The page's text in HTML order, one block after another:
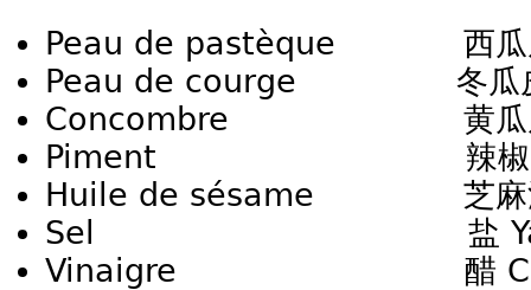
Peau de pastèque 西瓜
Peau de courge 冬瓜皮
Concombre 黄瓜皮
Piment 辣椒 La
Huile de sésame 芝麻油
Sel 盐
Vinaigre 醋